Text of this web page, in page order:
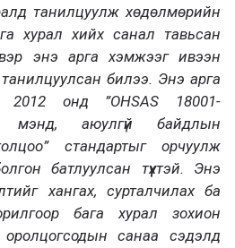
танилцуулж хөдөлмөрийн
хурал хийх санал тавьсан
энэ арга хэмжээг ивээн
билээ. Энэ арга
2012 онд ”OHSAS 18001-
мэнд, аюулгүй байдлын
стандартыг орчуулж
батлуулсан түүхтэй. Энэ
хангах, сурталчилах ба
бага хурал зохион
оролцогсодын санаа сэдэлд